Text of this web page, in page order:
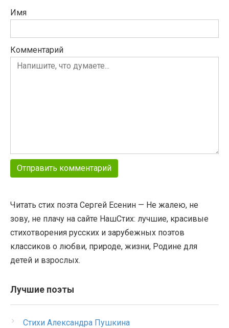
Имя
Комментарий
Читать стих поэта Сергей Есенин — Не жалею, не
зову, не плачу на сайте НашСтих: лучшие, красивые
стихотворения русских и зарубежных поэтов
классиков о любви, природе, жизни, Родине для
детей и взрослых.
Лучшие поэты
Стихи Александра Пушкина